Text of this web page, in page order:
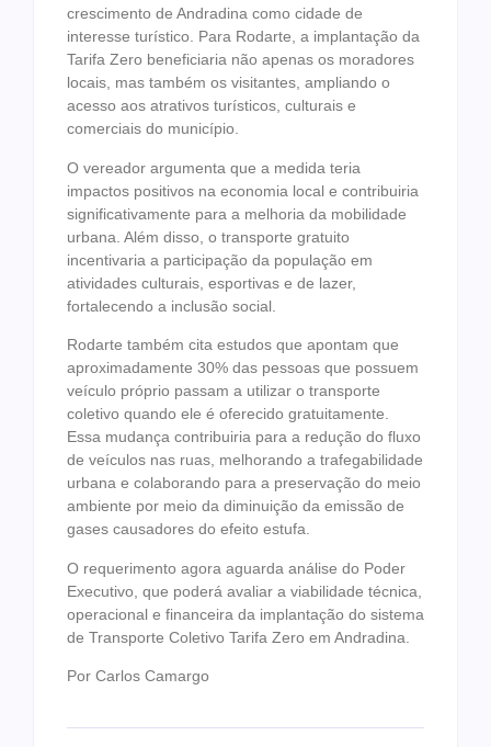
crescimento de Andradina como cidade de
interesse turístico. Para Rodarte, a implantação da
Tarifa Zero beneficiaria não apenas os moradores
locais, mas também os visitantes, ampliando o
acesso aos atrativos turísticos, culturais e
comerciais do município.
O vereador argumenta que a medida teria
impactos positivos na economia local e contribuiria
significativamente para a melhoria da mobilidade
urbana. Além disso, o transporte gratuito
incentivaria a participação da população em
atividades culturais, esportivas e de lazer,
fortalecendo a inclusão social.
Rodarte também cita estudos que apontam que
aproximadamente 30% das pessoas que possuem
veículo próprio passam a utilizar o transporte
coletivo quando ele é oferecido gratuitamente.
Essa mudança contribuiria para a redução do fluxo
de veículos nas ruas, melhorando a trafegabilidade
urbana e colaborando para a preservação do meio
ambiente por meio da diminuição da emissão de
gases causadores do efeito estufa.
O requerimento agora aguarda análise do Poder
Executivo, que poderá avaliar a viabilidade técnica,
operacional e financeira da implantação do sistema
de Transporte Coletivo Tarifa Zero em Andradina.
Por Carlos Camargo